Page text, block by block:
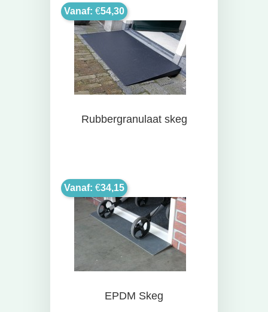
Rubbergranulaat skeg
Vanaf: €54,30
EPDM Skeg
Vanaf: €34,15